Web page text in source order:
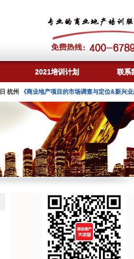
2021培训计划 联系
《商业地产项目的市场调查与定位&新兴业态发展